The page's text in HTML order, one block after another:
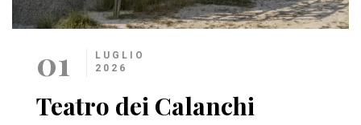
01
LUGLIO
2026
Teatro dei Calanchi